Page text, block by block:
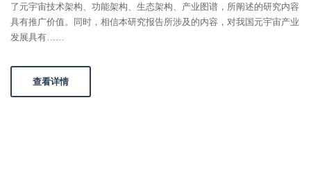
了元宇宙技术架构、功能架构、生态架构、产业图谱，所阐述的研究内容
具有推广价值。同时，相信本研究报告所涉及的内容，对我国元宇宙产业
发展具有……
查看详情